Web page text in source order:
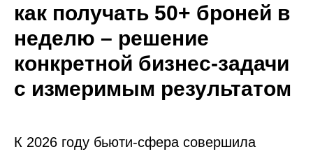
как получать 50+ броней в
неделю – решение
конкретной бизнес-задачи
с измеримым результатом
К 2026 году бьюти-сфера совершила